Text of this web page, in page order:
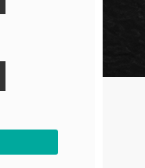
derechos
Aviso de Privacidad